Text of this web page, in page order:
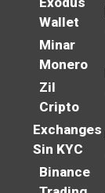
Wallet
Minar
Monero
Zil
Cripto
Exchanges
Sin KYC
Binance